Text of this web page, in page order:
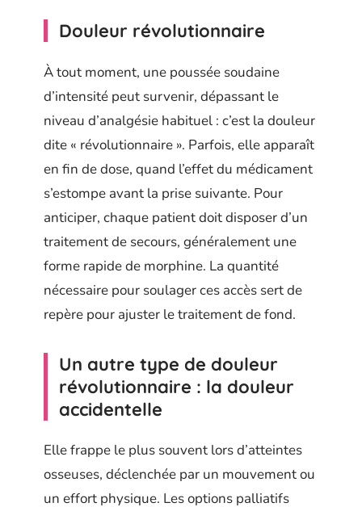
Douleur révolutionnaire
À tout moment, une poussée soudaine
d’intensité peut survenir, dépassant le
niveau d’analgésie habituel : c’est la douleur
dite « révolutionnaire ». Parfois, elle apparaît
en fin de dose, quand l’effet du médicament
s’estompe avant la prise suivante. Pour
anticiper, chaque patient doit disposer d’un
traitement de secours, généralement une
forme rapide de morphine. La quantité
nécessaire pour soulager ces accès sert de
repère pour ajuster le traitement de fond.
Un autre type de douleur
révolutionnaire : la douleur
accidentelle
Elle frappe le plus souvent lors d’atteintes
osseuses, déclenchée par un mouvement ou
un effort physique. Les options palliatifs